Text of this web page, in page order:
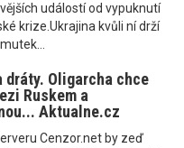
událostí od vypuknutí
krize.Ukrajina kvůli ní drží
dráty. Oligarcha chce
Ruskem a
Aktualne.cz
Cenzor.net by zeď